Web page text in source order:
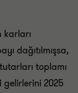
karları
dağıtılmışsa,
toplamı
gelirlerini 2025